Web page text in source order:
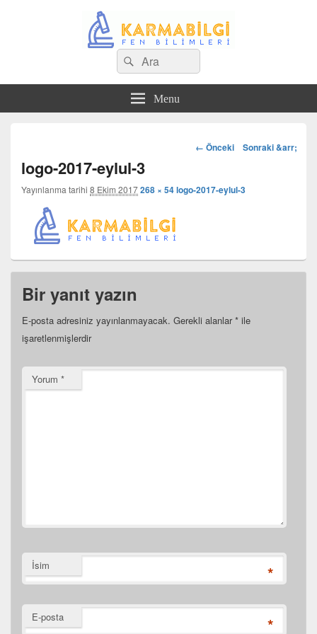
Search
for:
Ara
Menu
Görsel
← Önceki Sonraki &arr;
logo-2017-eylul-3
Yayınlanma tarihi 8 Ekim 2017268 × 54logo-2017-eylul-3
Bir yanıt yazın
E-posta adresiniz yayınlanmayacak. Gerekli alanlar* ile
işaretlenmişlerdir
Yorum *
İsim *
E-posta *